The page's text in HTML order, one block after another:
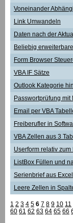
Voneinander
Link Umwandeln
Daten nach der
Beliebig
Form Browser
VBA IF Sätze
Outlook Kategorie
Passwortprüfung mit
Email per VBA
Freiberufler in
VBA Zellen aus 3
Userform relativ zum
ListBox Füllen und
Serienbrief aus
Leere Zellen in
1 2 3 4 5 6 7 8 9 10 11
60 61 62 63 64 65 66